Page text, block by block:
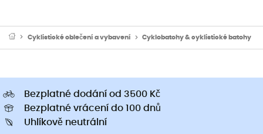
Cyklistické oblečení a vybavení Cyklobatohy & cyklistické batohy
Bezplatné dodání od 3500 Kč
Bezplatné vrácení do 100 dnů
Uhlíkově neutrální